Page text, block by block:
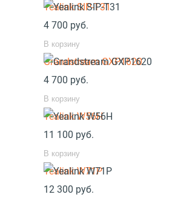
Yealink SIP-T31
4 700 руб.
В корзину
Grandstream GXP1620
4 700 руб.
В корзину
Yealink W56H
11 100 руб.
В корзину
Yealink W71P
12 300 руб.